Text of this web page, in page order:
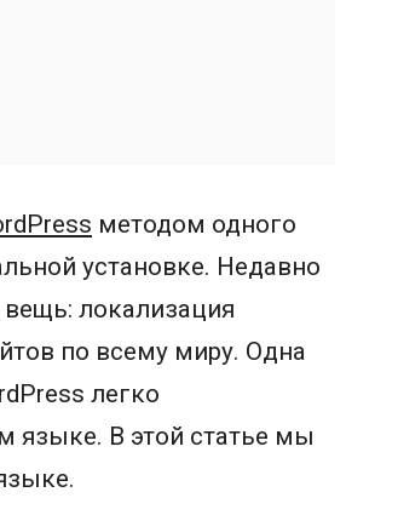
методом одного
установке. Недавно
локализация
по всему миру. Одна
легко
языке. В этой статье мы